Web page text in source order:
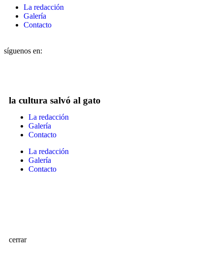
La redacción
Galería
Contacto
síguenos en:
la cultura salvó al gato
La redacción
Galería
Contacto
La redacción
Galería
Contacto
cerrar